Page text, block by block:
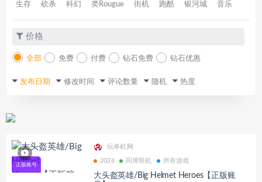
生存 砍杀 科幻 类Rougue 街机 跑酷 银河城 音乐
价格
全部 免费 付费 钻石免费 钻石优惠
发布日期 修改时间 评论数量 随机 热度
玩单机网
2026 同屏联机 所有游戏
大头盔英雄/Big Helmet Heroes【正版账